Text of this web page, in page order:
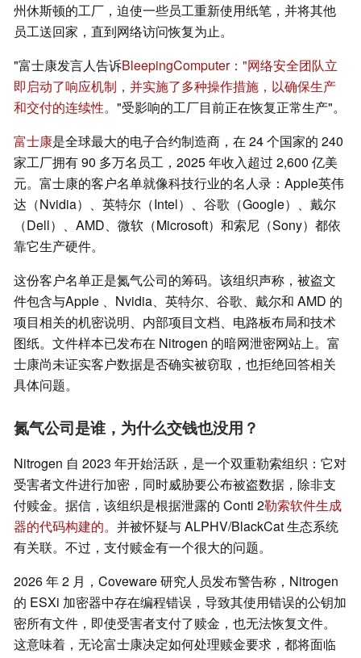
州休斯顿的工厂，迫使一些员工重新使用纸笔，并将其他
员工送回家，直到网络访问恢复为止。
"富士康发言人告诉BleepingComputer："网络安全团队立
即启动了响应机制，并实施了多种操作措施，以确保生产
和交付的连续性。 "受影响的工厂目前正在恢复正常生产"。
富士康是全球最大的电子合约制造商，在 24 个国家的 240
家工厂拥有 90 多万名员工，2025 年收入超过 2,600 亿美
元。富士康的客户名单就像科技行业的名人录：Apple英伟
达（Nvidia）、英特尔（Intel）、谷歌（Google）、戴尔
（Dell）、AMD、微软（Microsoft）和索尼（Sony）都依
靠它生产硬件。
这份客户名单正是氮气公司的筹码。该组织声称，被盗文
件包含与Apple 、Nvidia、英特尔、谷歌、戴尔和 AMD 的
项目相关的机密说明、内部项目文档、电路板布局和技术
图纸。文件样本已发布在 Nitrogen 的暗网泄密网站上。富
士康尚未证实客户数据是否确实被窃取，也拒绝回答相关
具体问题。
氮气公司是谁，为什么交钱也没用？
Nitrogen 自 2023 年开始活跃，是一个双重勒索组织：它对
受害者文件进行加密，同时威胁要公布被盗数据，除非支
付赎金。据信，该组织是根据泄露的 Conti 2勒索软件生成
器的代码构建的。 并被怀疑与 ALPHV/BlackCat 生态系统
有关联。不过，支付赎金有一个很大的问题。
2026 年 2 月，Coveware 研究人员发布警告称，Nitrogen
的 ESXi 加密器中存在编程错误，导致其使用错误的公钥加
密所有文件，即使受害者支付了赎金，也无法恢复文件。
这意味着，无论富士康决定如何处理赎金要求，都将面临